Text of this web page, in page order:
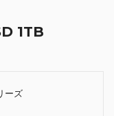
1TB
ーズ